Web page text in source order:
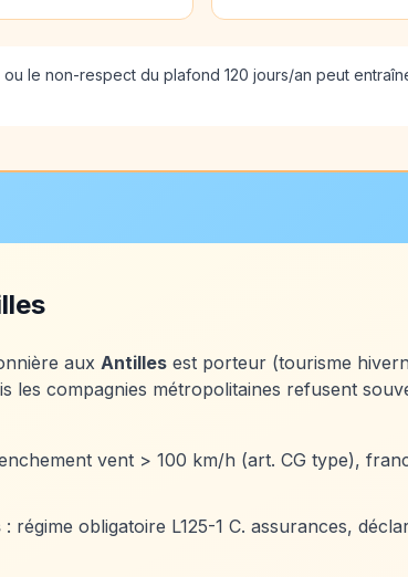
le non-respect du plafond 120 jours/an peut
aux Antilles est porteur (tourisme
les compagnies métropolitaines refusent
vent > 100 km/h (art. CG type),
: régime obligatoire L125-1 C. assurances,